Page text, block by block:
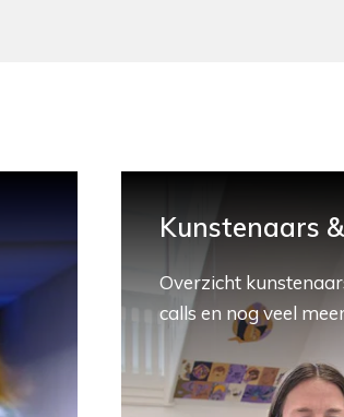
Kunstenaars
Overzicht
calls en nog veel